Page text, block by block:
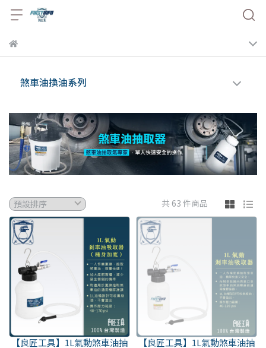
煞車油換油系列
共 63 件商品
【良匠工具】1L氣動煞車油抽
【良匠工具】1L氣動煞車油抽